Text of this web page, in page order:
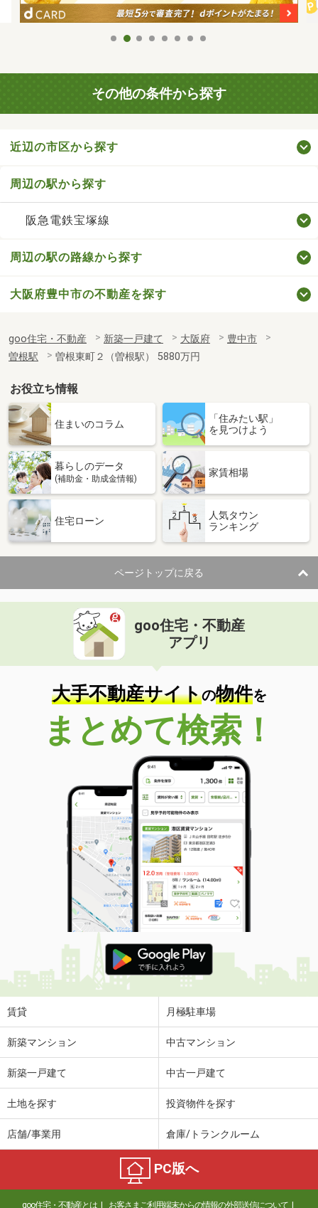
その他の条件から探す
近辺の市区から探す
周辺の駅から探す
阪急電鉄宝塚線
周辺の駅の路線から探す
大阪府豊中市の不動産を探す
goo住宅・不動産 新築一戸建て 大阪府
豊中市
曽根駅
曽根東町２（曽根駅） 5880万円
お役立ち情報
住まいのコラム
「住みたい駅」
を見つけよう
暮らしのデータ
(補助金・助成金情報)
家賃相場
住宅ローン
人気タウン
ランキング
ページトップに戻る
goo住宅・不動産
アプリ
大手不動産サイトの物件を
まとめて検索！
賃貸 月極駐車場
新築マンション 中古マンション
新築一戸建て 中古一戸建て
土地を探す 投資物件を探す
店舗/事業用 倉庫/トランクルーム
PC版へ
goo住宅・不動産とは お客さまご利用端末からの情報の外部送信について